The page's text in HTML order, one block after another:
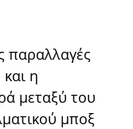
παραλλαγές
η
μεταξύ του
μποξ